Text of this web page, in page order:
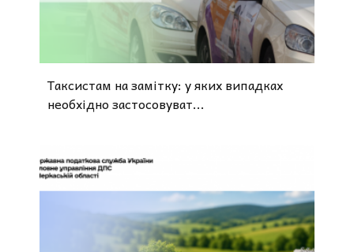
Таксистам на замітку: у яких випадках
необхідно застосовуват...